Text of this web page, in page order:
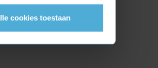
cookies toestaan